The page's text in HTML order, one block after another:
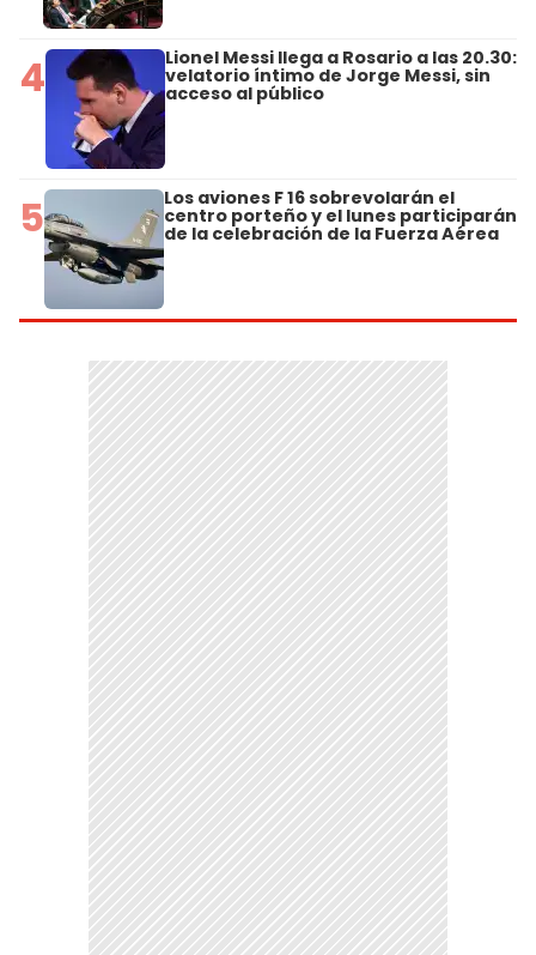
4 Lionel Messi llega a Rosario a las 20.30:
velatorio íntimo de Jorge Messi, sin
acceso al público
5 Los aviones F 16 sobrevolarán el
centro porteño y el lunes participarán
de la celebración de la Fuerza Aérea